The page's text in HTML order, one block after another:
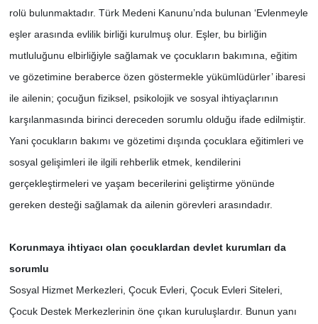
rolü bulunmaktadır. Türk Medeni Kanunu’nda bulunan ‘Evlenmeyle
eşler arasında evlilik birliği kurulmuş olur. Eşler, bu birliğin
mutluluğunu elbirliğiyle sağlamak ve çocukların bakımına, eğitim
ve gözetimine beraberce özen göstermekle yükümlüdürler’ ibaresi
ile ailenin; çocuğun fiziksel, psikolojik ve sosyal ihtiyaçlarının
karşılanmasında birinci dereceden sorumlu olduğu ifade edilmiştir.
Yani çocukların bakımı ve gözetimi dışında çocuklara eğitimleri ve
sosyal gelişimleri ile ilgili rehberlik etmek, kendilerini
gerçekleştirmeleri ve yaşam becerilerini geliştirme yönünde
gereken desteği sağlamak da ailenin görevleri arasındadır.
Korunmaya ihtiyacı olan çocuklardan devlet kurumları da
sorumlu
Sosyal Hizmet Merkezleri, Çocuk Evleri, Çocuk Evleri Siteleri,
Çocuk Destek Merkezlerinin öne çıkan kuruluşlardır. Bunun yanı